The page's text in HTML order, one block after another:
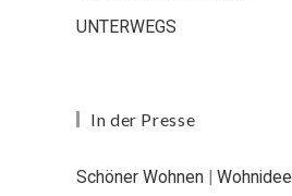
UNTERWEGS
In der Presse
Schöner Wohnen | Wohnidee